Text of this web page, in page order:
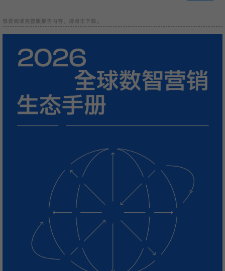
想要阅读完整版报告内容，请点击下载。